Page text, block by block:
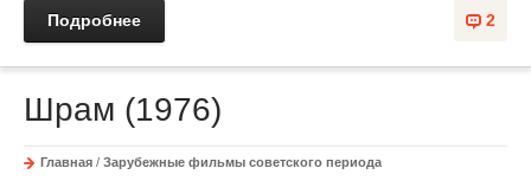
2
Подробнее
Шрам (1976)
Главная / Зарубежные фильмы советского периода